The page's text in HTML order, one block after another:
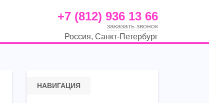
+7 (812) 936 13 66
заказать звонок
Россия, Санкт-Петербург
НАВИГАЦИЯ